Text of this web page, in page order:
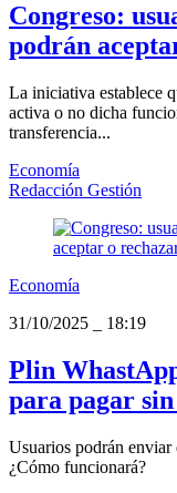
Congreso:
podrán
La iniciativa establece
activa o no dicha
transferencia...
Economía
Redacción Gestión
Economía
31/10/2025
18:19
Plin
para pagar
Usuarios podrán enviar
¿Cómo funcionará?